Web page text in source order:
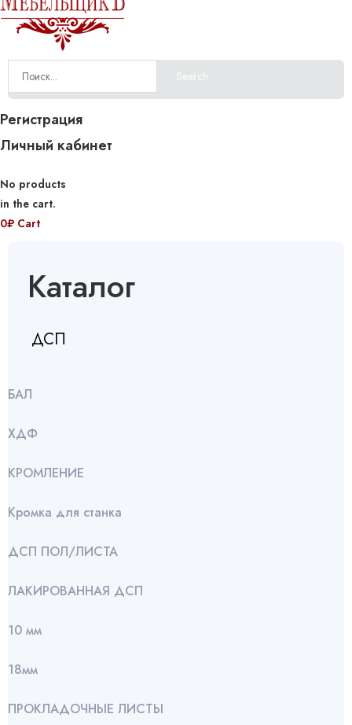
Search
Регистрация
Личный кабинет
No products
in the cart.
0₽ Cart
Каталог
ДСП
БАЛ
ХДФ
КРОМЛЕНИЕ
Кромка для станка
ДСП ПОЛ/ЛИСТА
ЛАКИРОВАННАЯ ДСП
10 мм
18мм
ПРОКЛАДОЧНЫЕ ЛИСТЫ